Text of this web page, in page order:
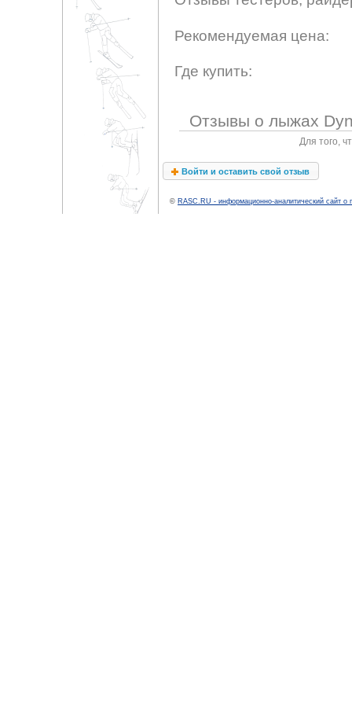
Рекомендуемая цена:
Где купить:
Отзывы о лыжах
Для того,
Войти и оставить свой отзыв
© RASC.RU - информационно-аналитический сайт о